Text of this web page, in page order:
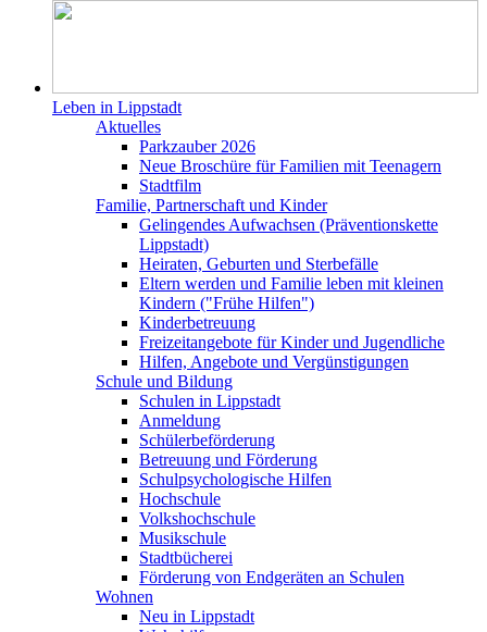
Leben in Lippstadt
Aktuelles
Parkzauber 2026
Neue Broschüre für Familien mit Teenagern
Stadtfilm
Familie, Partnerschaft und Kinder
Gelingendes Aufwachsen (Präventionskette
Lippstadt)
Heiraten, Geburten und Sterbefälle
Eltern werden und Familie leben mit kleinen
Kindern ("Frühe Hilfen")
Kinderbetreuung
Freizeitangebote für Kinder und Jugendliche
Hilfen, Angebote und Vergünstigungen
Schule und Bildung
Schulen in Lippstadt
Anmeldung
Schülerbeförderung
Betreuung und Förderung
Schulpsychologische Hilfen
Hochschule
Volkshochschule
Musikschule
Stadtbücherei
Förderung von Endgeräten an Schulen
Wohnen
Neu in Lippstadt